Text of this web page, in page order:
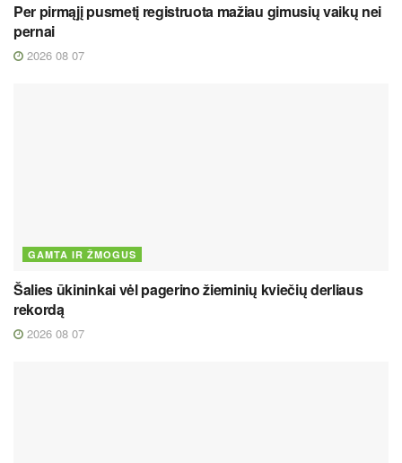
Per pirmąjį pusmetį registruota mažiau gimusių vaikų nei
pernai
2026 08 07
GAMTA IR ŽMOGUS
Šalies ūkininkai vėl pagerino žieminių kviečių derliaus
rekordą
2026 08 07